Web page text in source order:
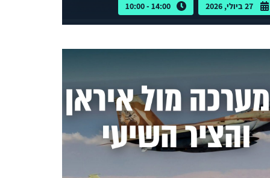
27 ביולי, 2026 14:00 - 10:00